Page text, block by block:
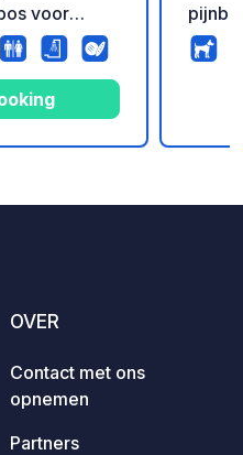
voor
twee
OVER
Contact met ons
opnemen
Partners